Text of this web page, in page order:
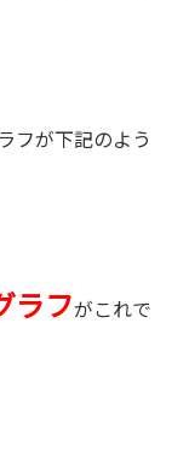
フが下記のよう
ラフがこれで